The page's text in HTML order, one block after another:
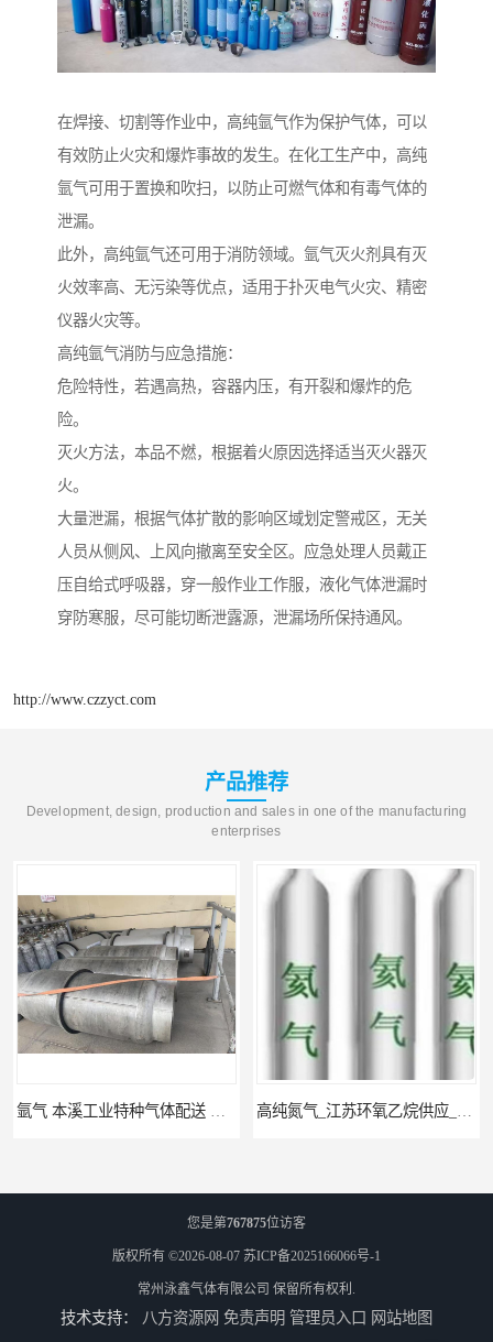
在焊接、切割等作业中，高纯氩气作为保护气体，可以
有效防止火灾和爆炸事故的发生。在化工生产中，高纯
氩气可用于置换和吹扫，以防止可燃气体和有毒气体的
泄漏。
此外，高纯氩气还可用于消防领域。氩气灭火剂具有灭
火效率高、无污染等优点，适用于扑灭电气火灾、精密
仪器火灾等。
高纯氩气消防与应急措施：
危险特性，若遇高热，容器内压，有开裂和爆炸的危
险。
灭火方法，本品不燃，根据着火原因选择适当灭火器灭
火。
大量泄漏，根据气体扩散的影响区域划定警戒区，无关
人员从侧风、上风向撤离至安全区。应急处理人员戴正
压自给式呼吸器，穿一般作业工作服，液化气体泄漏时
穿防寒服，尽可能切断泄露源，泄漏场所保持通风。
http://www.czzyct.com
产品推荐
Development, design, production and sales in one of the manufacturing
enterprises
您是第767875位访客
版权所有 ©2026-08-07 苏ICP备2025166066号-1
常州泳鑫气体有限公司 保留所有权利.
技术支持： 八方资源网 免责声明 管理员入口 网站地图